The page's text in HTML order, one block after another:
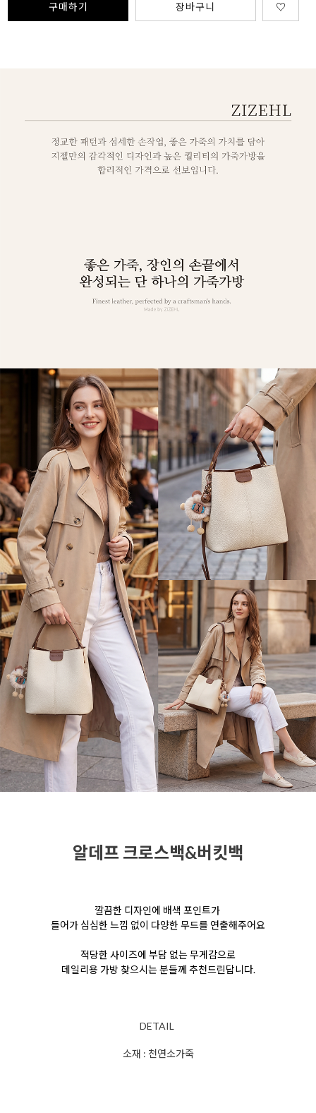
구매하기 장바구니 ♡
알데프 크로스백&버킷백
깔끔한 디자인에 배색 포인트가
들어가 심심한 느낌 없이 다양한 무드를 연출해주어요
적당한 사이즈에 부담 없는 무게감으로
데일리용 가방 찾으시는 분들께 추천드린답니다.
DETAIL
소재 : 천연소가죽